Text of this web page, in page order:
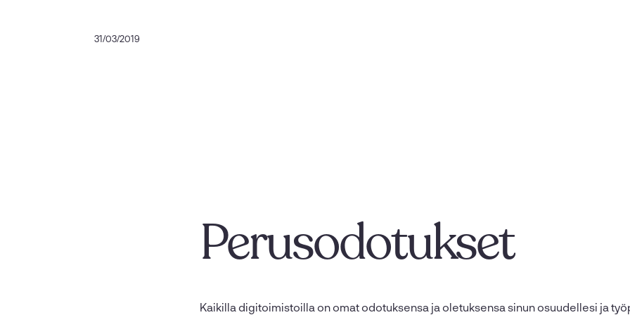
31/03/2019
Perusodotukset
Kaikilla digitoimistoilla on omat odotuksensa ja oletuksensa sinun osuudellesi ja